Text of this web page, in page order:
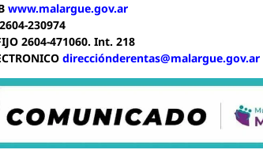
www.malargue.gov.ar
230974
2604-471060. Int. 218
direcciónderentas@malargue.gov.ar